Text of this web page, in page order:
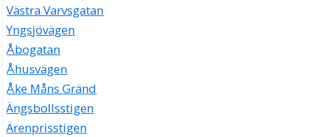
Västra Varvsgatan
Yngsjövägen
Åbogatan
Åhusvägen
Åke Måns Gränd
Ängsbollsstigen
Ärenprisstigen